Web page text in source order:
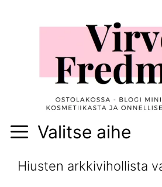
Valitse aihe
Hiusten arkkivihollista